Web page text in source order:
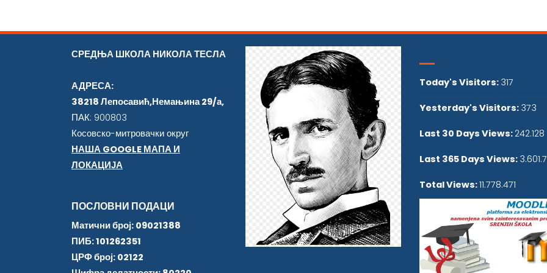
СРЕДЊА ШКОЛА НИКОЛА ТЕСЛА
АДРЕСА:
38218 Лепосавић,Немањина 29/а,
ПАК: 900803
Косовско-митровачки округ
НАША GOOGLE МАПА И
ЛОКАЦИЈА
ПОСЛОВНИ ПОДАЦИ
Матични број: 09021388
ПИБ: 101262351
ЦРФ број: 02122
Today's Visitors: 317
Yesterday's Visitors: 373
Last 30 Days Views: 242.128
Last 365 Days Views:
Total Views:11.778.471